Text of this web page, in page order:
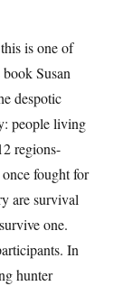
is one of
Susan
despotic
people living
regions-
fought for
are survival
one.
In
hunter